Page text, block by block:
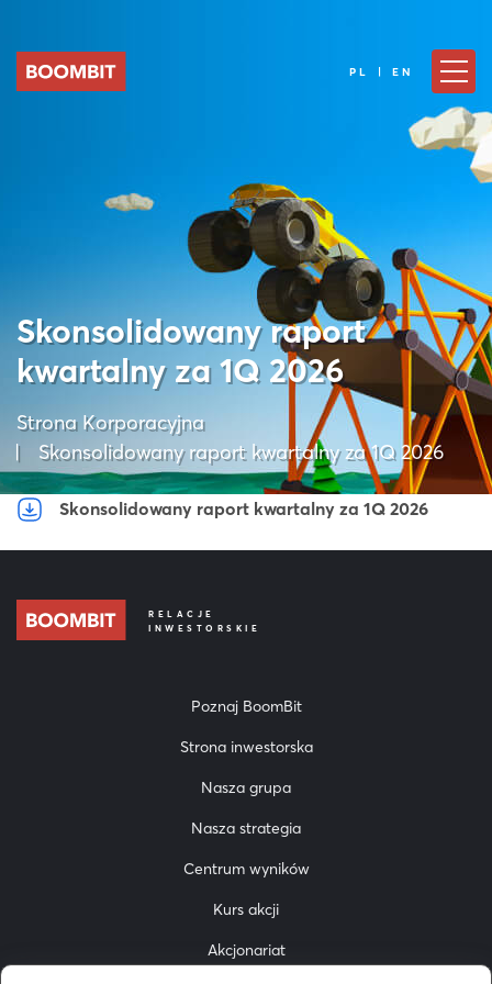
PL | EN
Skonsolidowany raport
kwartalny za 1Q 2026
Strona Korporacyjna
Skonsolidowany raport kwartalny za 1Q 2026
Skonsolidowany raport kwartalny za 1Q 2026
RELACJE
INWESTORSKIE
Poznaj BoomBit
Strona inwestorska
Nasza grupa
Nasza strategia
Centrum wyników
Kurs akcji
Akcjonariat